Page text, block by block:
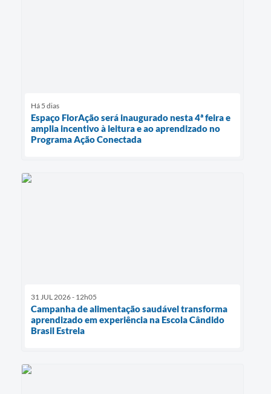
Há 5 dias
Espaço FlorAção será inaugurado nesta 4ª feira e
amplia incentivo à leitura e ao aprendizado no
Programa Ação Conectada
31 JUL 2026 - 12h05
Campanha de alimentação saudável transforma
aprendizado em experiência na Escola Cândido
Brasil Estrela